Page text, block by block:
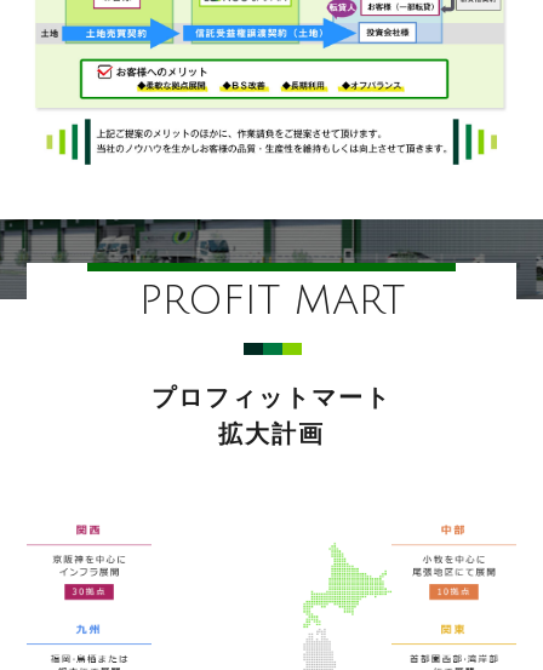
PROFIT MART
プロフィットマート
拡大計画